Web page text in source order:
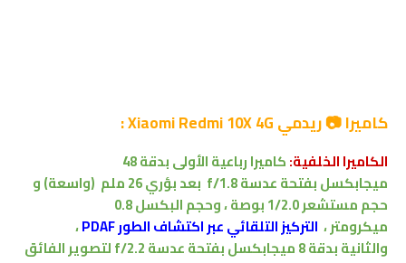
كاميرا 📷 ريدمي Xiaomi Redmi 10X 4G :
الكاميرا الخلفية:كاميرا
رباعية الأولى بدقة 48
ميجابكسلبفتحة عدسة f/1.8 بعد بؤري 26 ملم (واسعة)و
حجم مستشعر 1/2.0 بوصة ،
وحجم البكسل 0.8
ميكرومتر، التركيز التلقائي عبر اكتشاف الطور PDAF
،
والثانية بدقة 8 ميجابكسل
بفتحة عدسة f/2.2 لتصويرالفائق